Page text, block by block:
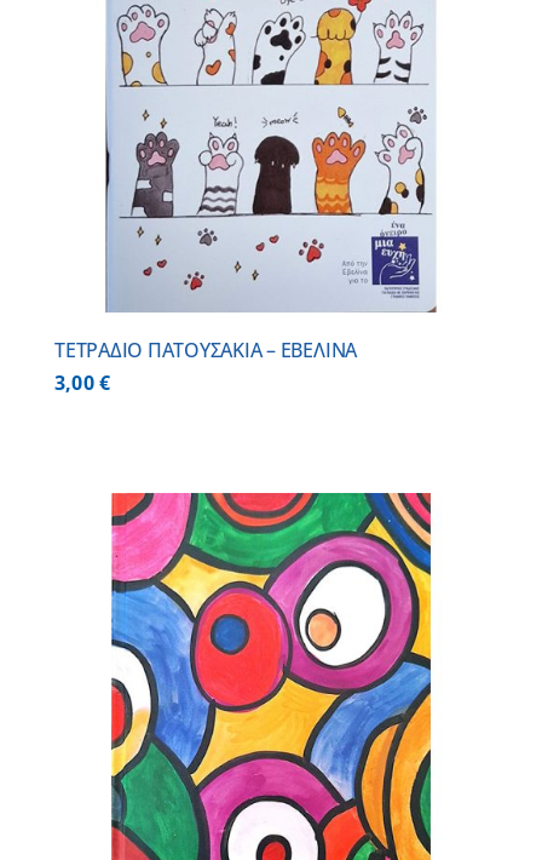
ΤΕΤΡΑΔΙΟ ΠΑΤΟΥΣΑΚΙΑ – ΕΒΕΛΙΝΑ
3,00€